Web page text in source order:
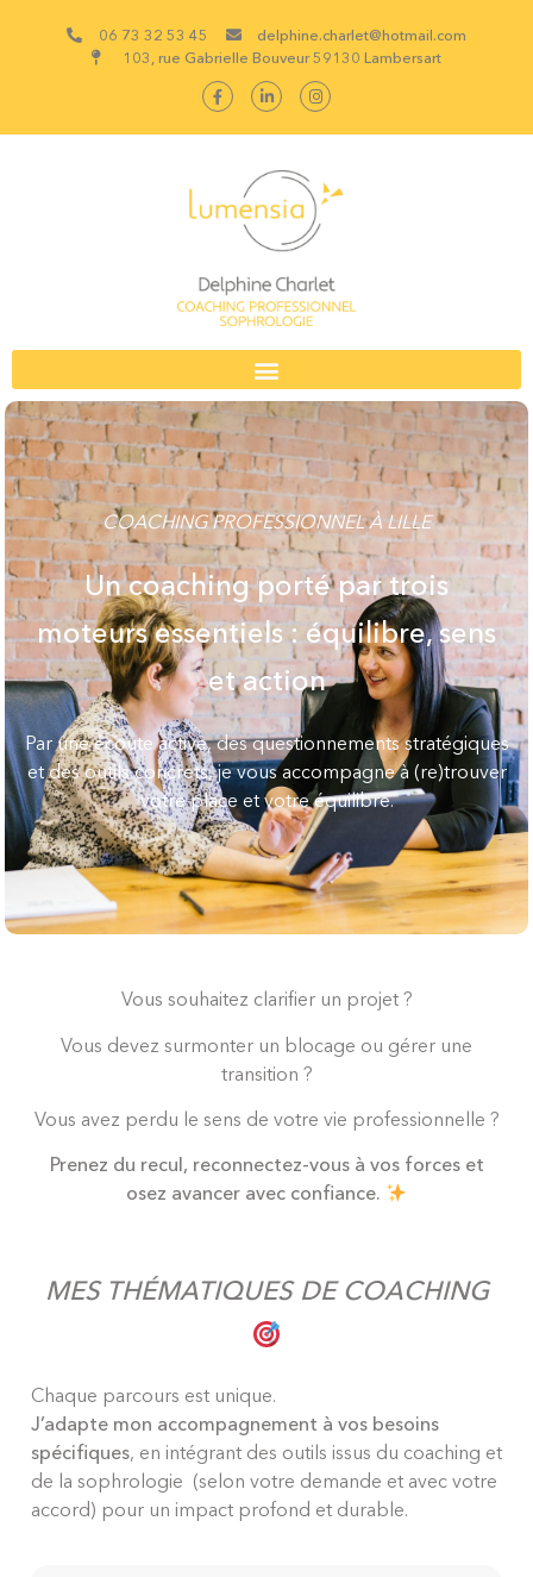
06 73 32 53 45
delphine.charlet@hotmail.com
103, rue Gabrielle Bouveur 59130 Lambersart
COACHING PROFESSIONNEL À LILLE
Un coaching porté par trois
moteurs essentiels : équilibre, sens
et action
Par une écoute active, des questionnements stratégiques
et des outils concrets, je vous accompagne à (re)trouver
votre place et votre équilibre.
Vous souhaitez clarifier un projet ?
Vous devez surmonter un blocage ou gérer une
transition ?
Vous avez perdu le sens de votre vie professionnelle ?
Prenez du recul, reconnectez-vous à vos forces et
osez avancer avec confiance.
MES THÉMATIQUES DE COACHING
Chaque parcours est unique.
J’adapte mon accompagnement à vos besoins
spécifiques, en intégrant des outils issus du coaching et
de la sophrologie (selon votre demande et avec votre
accord) pour un impact profond et durable.